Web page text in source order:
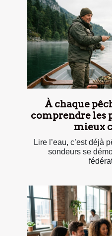
À chaque
comprendre les
mieux
Lire l’eau, c’est déjà
sondeurs se